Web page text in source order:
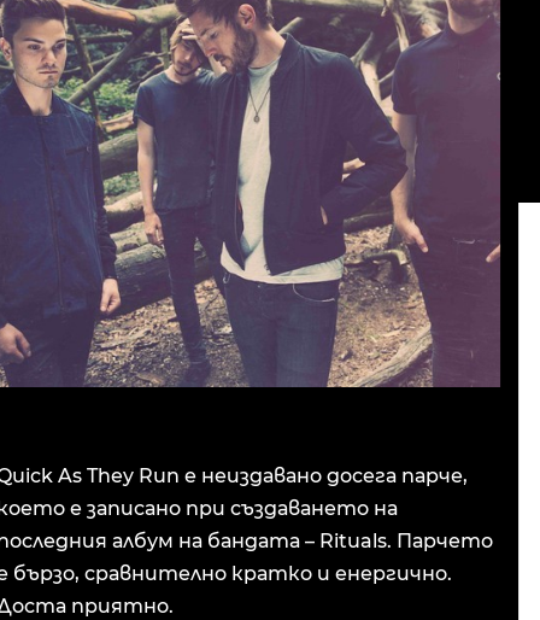
As They Run е неиздавано досега парче,
е записано при създаването на
албум на бандата – Rituals. Парчето
бързо, сравнително кратко и енергично.
приятно.